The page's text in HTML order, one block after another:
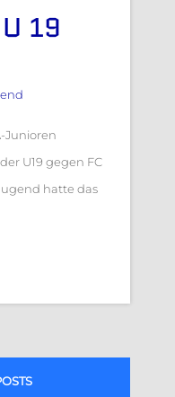
19
Junioren
U19 gegen FC
hatte das